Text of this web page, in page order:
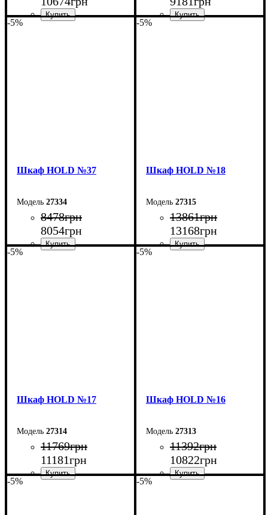
-5%
Шкаф НOLD №37
27334
8478грн
8054грн
-5%
Шкаф НOLD №18
27315
13861грн
13168грн
-5%
Шкаф НOLD №17
27314
11769грн
11181грн
-5%
Шкаф НOLD №16
27313
11392грн
10822грн
-5% -5%